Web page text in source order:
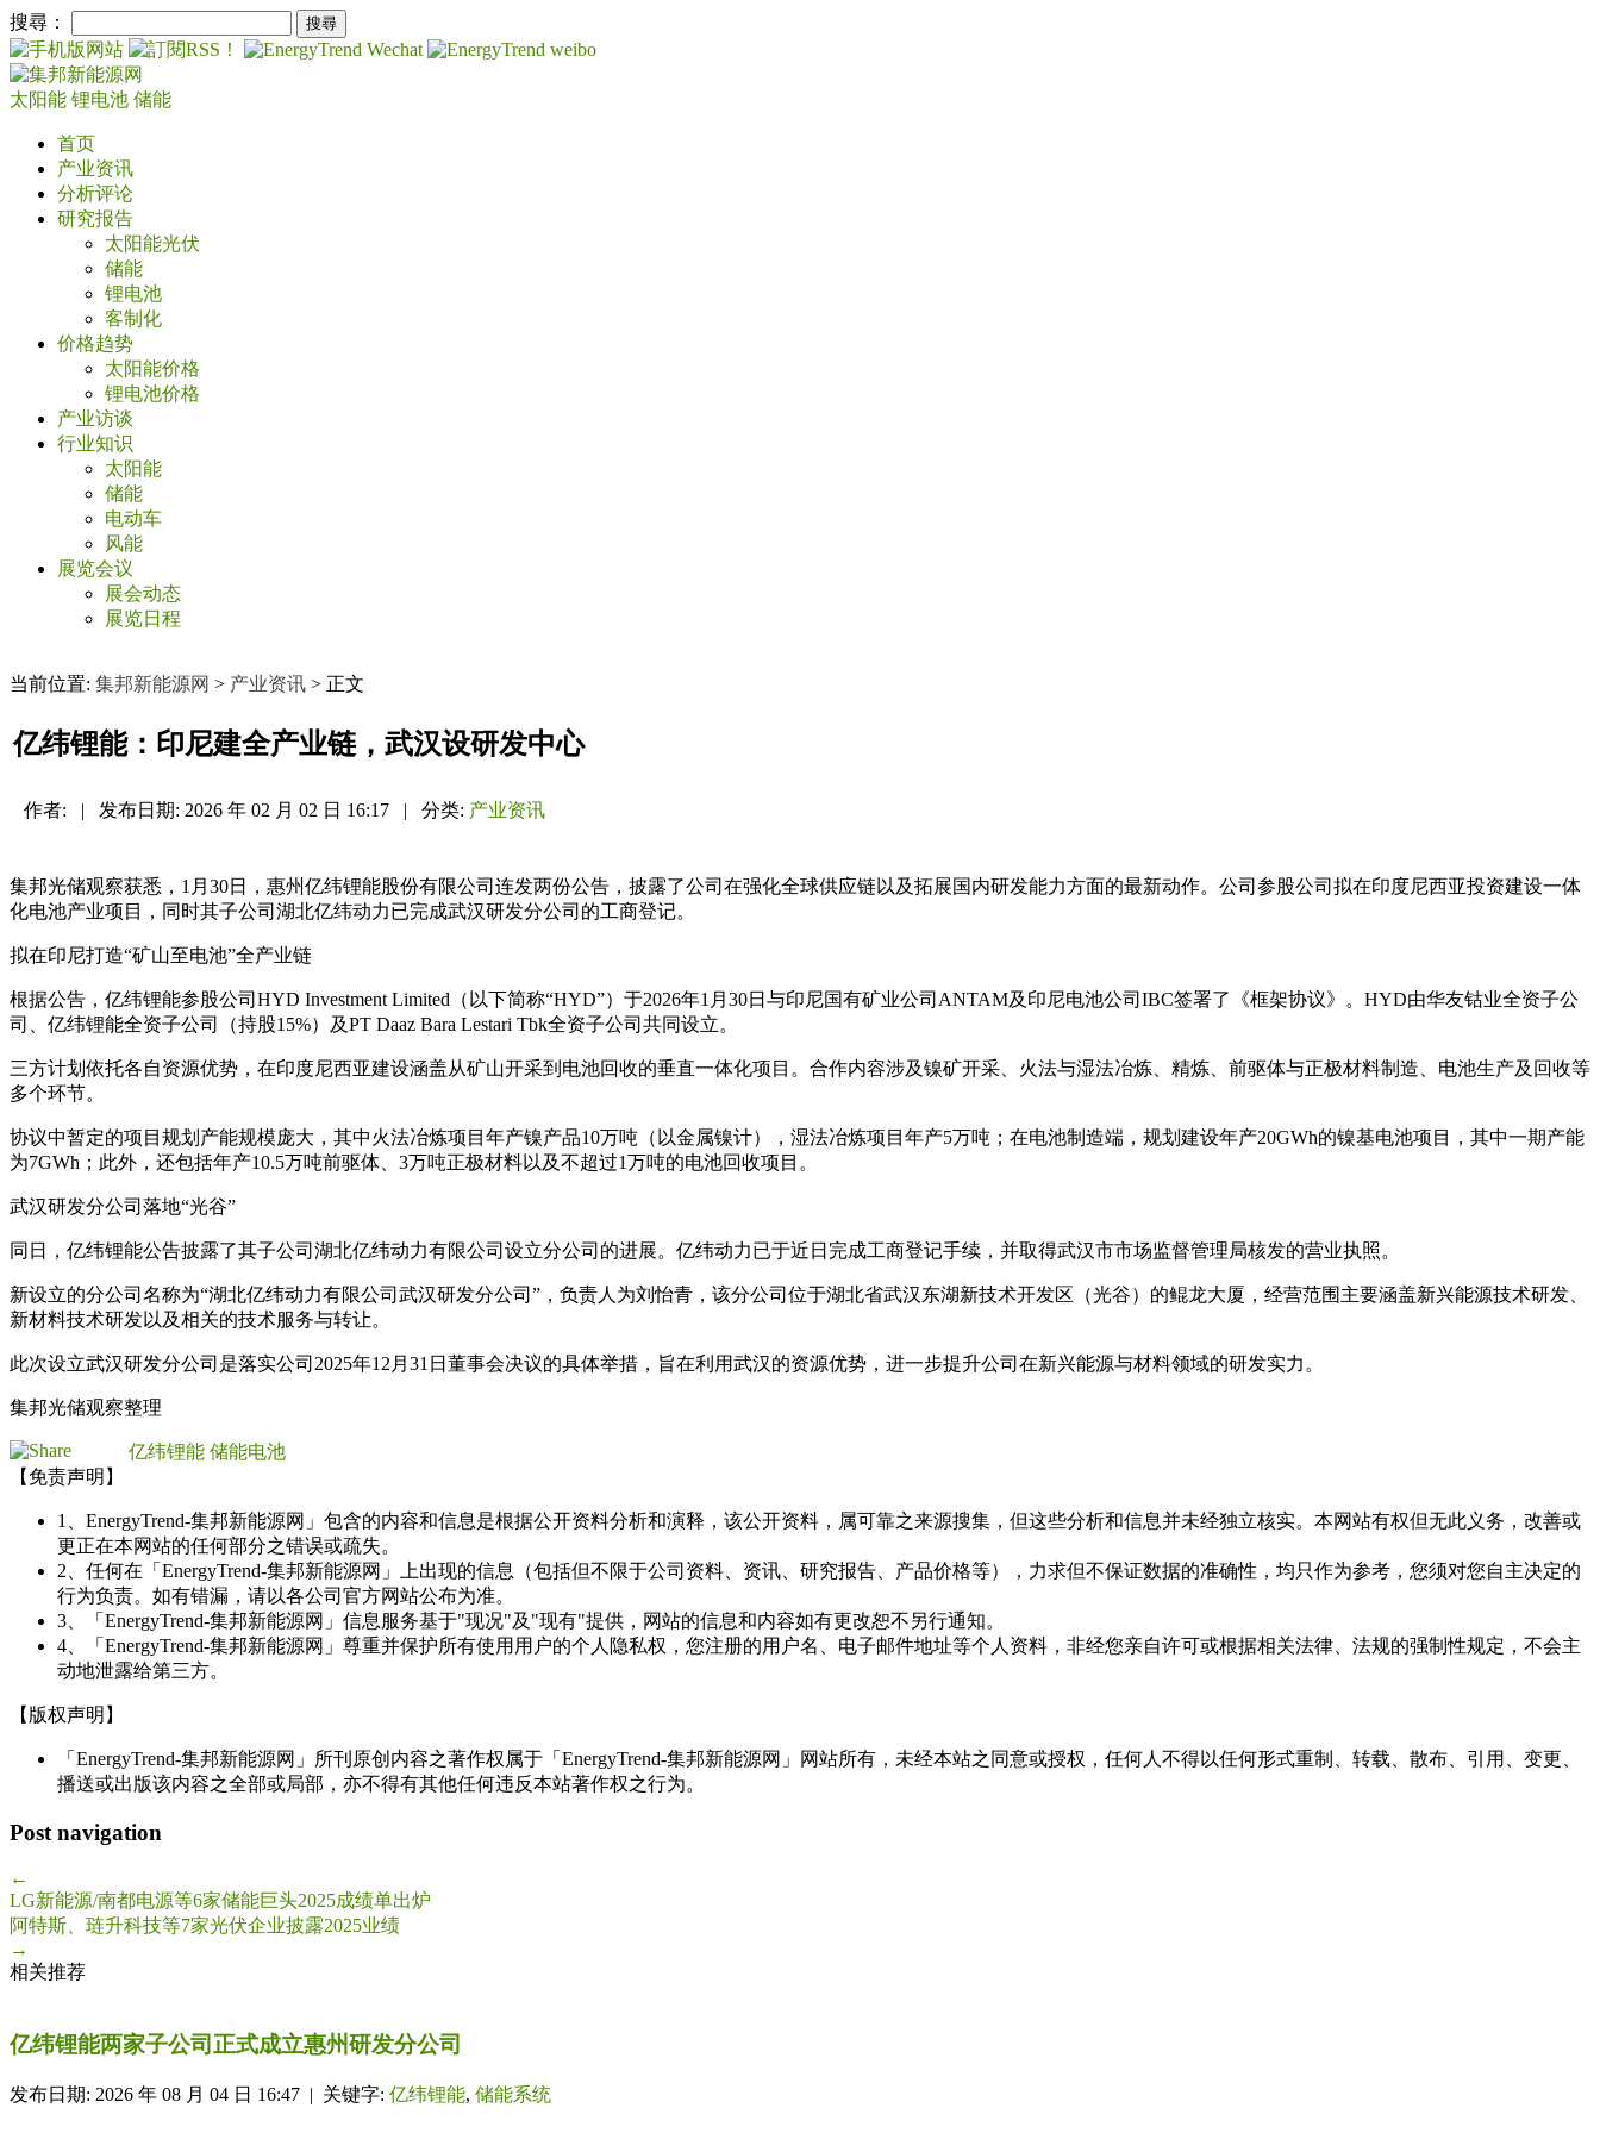
搜尋：
太阳能 锂电池 储能
首页
产业资讯
分析评论
研究报告
太阳能光伏
储能
锂电池
客制化
价格趋势
太阳能价格
锂电池价格
产业访谈
行业知识
太阳能
储能
电动车
风能
展览会议
展会动态
展览日程
当前位置: 集邦新能源网 > 产业资讯 > 正文
亿纬锂能：印尼建全产业链，武汉设研发中心
作者: | 发布日期: 2026 年 02 月 02 日 16:17 | 分类: 产业资讯
集邦光储观察获悉，1月30日，惠州亿纬锂能股份有限公司连发两份公告，披露了公司在强化全球供应链以及拓展国内研发能力方面的最新动作。公司参股公司拟在印度尼西亚投资建设一体
化电池产业项目，同时其子公司湖北亿纬动力已完成武汉研发分公司的工商登记。
拟在印尼打造“矿山至电池”全产业链
根据公告，亿纬锂能参股公司HYD Investment Limited（以下简称“HYD”）于2026年1月30日与印尼国有矿业公司ANTAM及印尼电池公司IBC签署了《框架协议》。HYD由华友钴业全资子公
司、亿纬锂能全资子公司（持股15%）及PT Daaz Bara Lestari Tbk全资子公司共同设立。
三方计划依托各自资源优势，在印度尼西亚建设涵盖从矿山开采到电池回收的垂直一体化项目。合作内容涉及镍矿开采、火法与湿法冶炼、精炼、前驱体与正极材料制造、电池生产及回收等
多个环节。
协议中暂定的项目规划产能规模庞大，其中火法冶炼项目年产镍产品10万吨（以金属镍计），湿法冶炼项目年产5万吨；在电池制造端，规划建设年产20GWh的镍基电池项目，其中一期产能
为7GWh；此外，还包括年产10.5万吨前驱体、3万吨正极材料以及不超过1万吨的电池回收项目。
武汉研发分公司落地“光谷”
同日，亿纬锂能公告披露了其子公司湖北亿纬动力有限公司设立分公司的进展。亿纬动力已于近日完成工商登记手续，并取得武汉市市场监督管理局核发的营业执照。
新设立的分公司名称为“湖北亿纬动力有限公司武汉研发分公司”，负责人为刘怡青，该分公司位于湖北省武汉东湖新技术开发区（光谷）的鲲龙大厦，经营范围主要涵盖新兴能源技术研发、
新材料技术研发以及相关的技术服务与转让。
此次设立武汉研发分公司是落实公司2025年12月31日董事会决议的具体举措，旨在利用武汉的资源优势，进一步提升公司在新兴能源与材料领域的研发实力。
集邦光储观察整理
亿纬锂能 储能电池
【免责声明】
1、EnergyTrend-集邦新能源网」包含的内容和信息是根据公开资料分析和演释，该公开资料，属可靠之来源搜集，但这些分析和信息并未经独立核实。本网站有权但无此义务，改善或
更正在本网站的任何部分之错误或疏失。
2、任何在「EnergyTrend-集邦新能源网」上出现的信息（包括但不限于公司资料、资讯、研究报告、产品价格等），力求但不保证数据的准确性，均只作为参考，您须对您自主决定的
行为负责。如有错漏，请以各公司官方网站公布为准。
3、「EnergyTrend-集邦新能源网」信息服务基于"现况"及"现有"提供，网站的信息和内容如有更改恕不另行通知。
4、「EnergyTrend-集邦新能源网」尊重并保护所有使用用户的个人隐私权，您注册的用户名、电子邮件地址等个人资料，非经您亲自许可或根据相关法律、法规的强制性规定，不会主
动地泄露给第三方。
【版权声明】
「EnergyTrend-集邦新能源网」所刊原创内容之著作权属于「EnergyTrend-集邦新能源网」网站所有，未经本站之同意或授权，任何人不得以任何形式重制、转载、散布、引用、变更、
播送或出版该内容之全部或局部，亦不得有其他任何违反本站著作权之行为。
Post navigation
←
LG新能源/南都电源等6家储能巨头2025成绩单出炉
阿特斯、琏升科技等7家光伏企业披露2025业绩
→
相关推荐
亿纬锂能两家子公司正式成立惠州研发分公司
发布日期: 2026 年 08 月 04 日 16:47 | 关键字: 亿纬锂能, 储能系统